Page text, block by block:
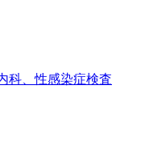
科、性感染症検査